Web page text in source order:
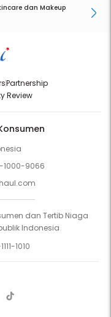
dan Makeup
Partnership
Review
1000-9066
dan Tertib Niaga
Indonesia
1010